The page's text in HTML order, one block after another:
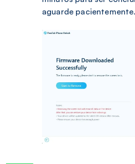
aguarde pacientemente.